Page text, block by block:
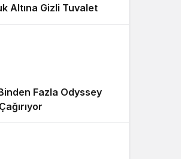
Altına Gizli Tuvalet
Fazla Odyssey